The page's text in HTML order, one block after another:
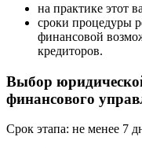
на практике этот
сроки процедуры
финансовой
кредиторов.
Выбор
финансового
Срок этапа: не менее 7